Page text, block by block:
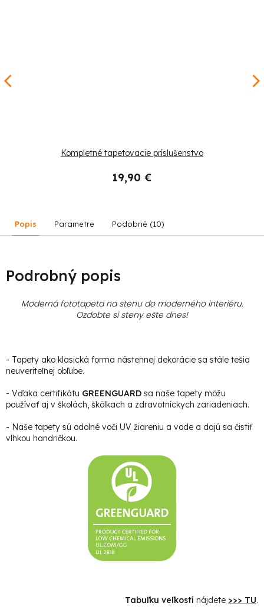
Kompletné tapetovacie príslušenstvo
19,90 €
Popis Parametre Podobné (10)
Podrobný popis
Moderná fototapeta na stenu do moderného interiéru.
Ozdobte si steny ešte dnes!
- Tapety ako klasická forma nástennej dekorácie sa stále tešia
neuveriteľnej obľube.
- Vďaka certifikátu GREENGUARD sa naše tapety môžu
používať aj v školách, škôlkach a zdravotníckych zariadeniach.
- Naše tapety sú odolné voči UV žiareniu a vode a dajú sa čistiť
vlhkou handričkou.
Tabuľku veľkostí nájdete >>> TU.